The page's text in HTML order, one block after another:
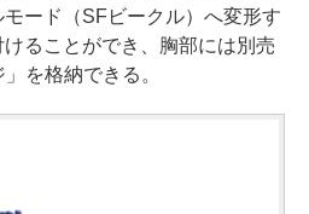
ード（SFビークル）へ変形す
ることができ、胸部には別売
を格納できる。